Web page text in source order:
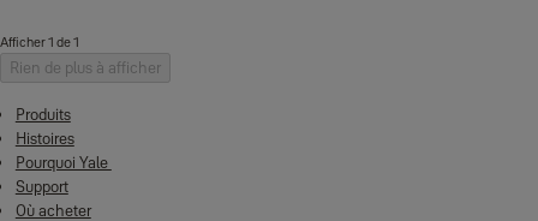
Afficher 1 de 1
Rien de plus à afficher
Produits
Histoires
Pourquoi Yale
Support
Où acheter